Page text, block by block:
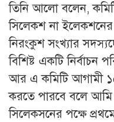
তিনি আলো বলেন,
সিলেকশ না ইলেকশনের
নিরংকুশ সংখ্যার
বিশিষ্ট একটি নির্বাচন
আর এ কমিটি আগামী ১৫
করতে পারবে বলে আমি
সিলেকসনের পক্ষে